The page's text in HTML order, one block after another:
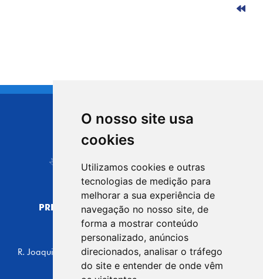
O nosso site usa
cookies
Utilizamos cookies e outras
tecnologias de medição para
melhorar a sua experiência de
navegação no nosso site, de
forma a mostrar conteúdo
personalizado, anúncios
direcionados, analisar o tráfego
do site e entender de onde vêm
CIDADE DE
Carapicuíba
PREFEITURA MUNICIPAL DE CARAPICUÍBA
CNPJ: 44.892.693/0001-40
CENTRO ADMINISTRATIVO
R. Joaquim das Neves, 211 - Vila Caldas, Carapicuíba/SP
CEP: 06310-030, Brasil
Telefone: 4164-5500